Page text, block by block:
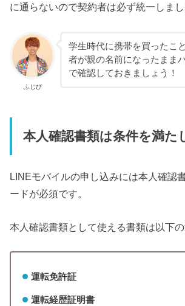
に通らないので契約者は必ず統一しまし
ふじぴ
学生時代に携帯を買ったこ
者が親の名前になったまま
で確認しておきましょう！
本人確認書類は条件を満た
LINEモバイルの申し込みには本人確認
ードが必須です。
本人確認書類として使える書類は以下の
運転免許証
運転経歴証明書